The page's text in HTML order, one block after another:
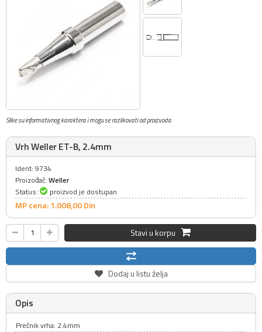
Slike su informativnog karaktera i mogu se razlikovati od proizvoda
Vrh Weller ET-B, 2.4mm
Ident: 9734
Proizođač: Weller
Status:
proizvod je dostupan
MP cena: 1.008,00Din
Stavi u korpu
Dodaj u listu želja
Opis
Prečnik vrha: 2.4mm